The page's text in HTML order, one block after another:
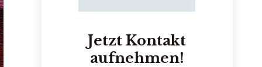
Jetzt Kontakt
aufnehmen!